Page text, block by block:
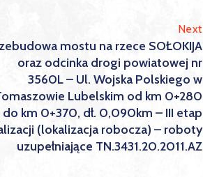
Next
mostu na rzece SOŁOKIJA
oraz odcinka drogi powiatowej nr
3560L – Ul. Wojska Polskiego w
Lubelskim od km 0+280
do km 0+370, dł. 0,090km – III etap
(lokalizacja robocza) – roboty
uzupełniające TN.3431.20.2011.AZ